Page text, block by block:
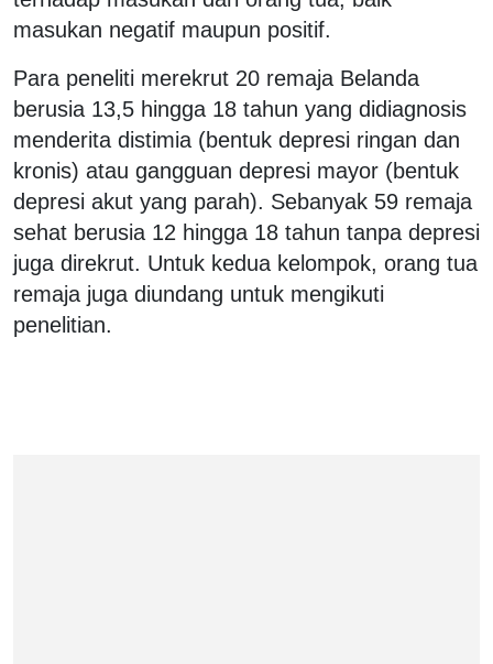
masukan negatif maupun positif.
Para peneliti merekrut 20 remaja Belanda
berusia 13,5 hingga 18 tahun yang didiagnosis
menderita distimia (bentuk depresi ringan dan
kronis) atau gangguan depresi mayor (bentuk
depresi akut yang parah). Sebanyak 59 remaja
sehat berusia 12 hingga 18 tahun tanpa depresi
juga direkrut. Untuk kedua kelompok, orang tua
remaja juga diundang untuk mengikuti
penelitian.